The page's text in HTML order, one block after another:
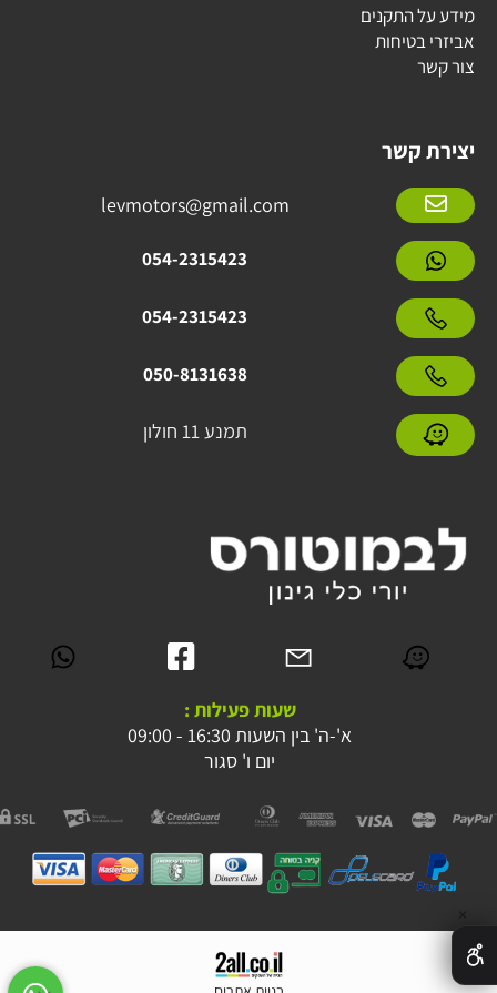
מידע על התקנים
אביזרי בטיחות
צור קשר
יצירת קשר
levmotors@gmail.com
054-2315423
054-2315423
050-8131638
תמנע 11 חולון
שעות פעילות :
א'-ה' בין השעות 16:30 - 09:00
יום ו' סגור